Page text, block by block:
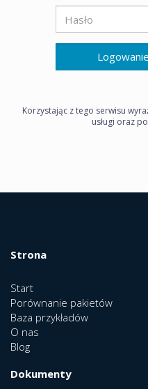
Korzystając z tego serwisu
usługi oraz
Strona
Start
Porównanie pakietów
Baza przykładów
O nas
Blog
Dokumenty